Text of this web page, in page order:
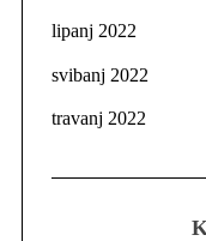
lipanj 2022
svibanj 2022
travanj 2022